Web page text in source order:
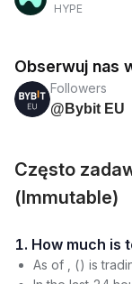
HYPE
Obserwuj nas
Followers
@Bybit EU
Często
(Immutable)
1.
As of , () is